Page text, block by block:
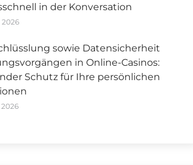
in der Konversation
sowie Datensicherheit
in Online-Casinos:
Schutz für Ihre persönlichen